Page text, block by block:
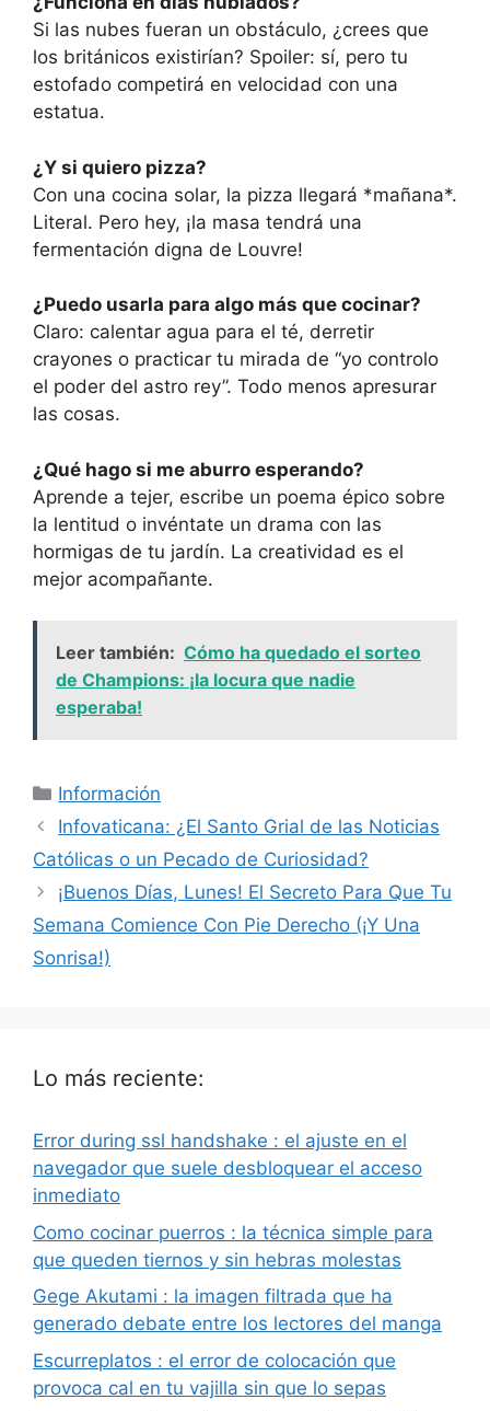
Si las nubes fueran un obstáculo, ¿crees que
los británicos existirían? Spoiler: sí, pero tu
estofado competirá en velocidad con una
estatua.
¿Y si quiero pizza?
Con una cocina solar, la pizza llegará *mañana*.
Literal. Pero hey, ¡la masa tendrá una
fermentación digna de Louvre!
¿Puedo usarla para algo más que cocinar?
Claro: calentar agua para el té, derretir
crayones o practicar tu mirada de “yo controlo
el poder del astro rey”. Todo menos apresurar
las cosas.
¿Qué hago si me aburro esperando?
Aprende a tejer, escribe un poema épico sobre
la lentitud o invéntate un drama con las
hormigas de tu jardín. La creatividad es el
mejor acompañante.
Leer también: Cómo ha quedado el sorteo
de Champions: ¡la locura que nadie
esperaba!
Categorías
Información
Infovaticana: ¿El Santo Grial de las Noticias
Católicas o un Pecado de Curiosidad?
¡Buenos Días, Lunes! El Secreto Para Que Tu
Semana Comience Con Pie Derecho (¡Y Una
Sonrisa!)
Lo más reciente:
Error during ssl handshake : el ajuste en el
navegador que suele desbloquear el acceso
inmediato
Como cocinar puerros : la técnica simple para
que queden tiernos y sin hebras molestas
Gege Akutami : la imagen filtrada que ha
generado debate entre los lectores del manga
Escurreplatos : el error de colocación que
provoca cal en tu vajilla sin que lo sepas